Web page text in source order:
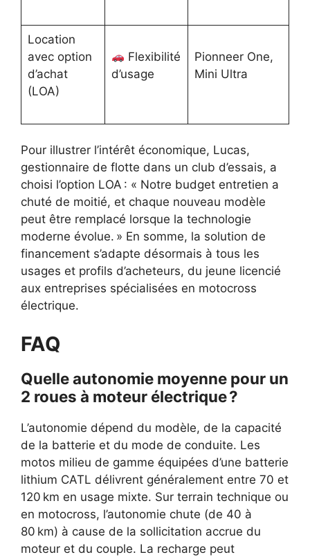
Location
avec option
d’achat
(LOA)
Flexibilité
d’usage
Pionneer One,
Mini Ultra
Pour illustrer l’intérêt économique, Lucas,
gestionnaire de flotte dans un club d’essais, a
choisi l’option LOA : « Notre budget entretien a
chuté de moitié, et chaque nouveau modèle
peut être remplacé lorsque la technologie
moderne évolue. » En somme, la solution de
financement s’adapte désormais à tous les
usages et profils d’acheteurs, du jeune licencié
aux entreprises spécialisées en motocross
électrique.
FAQ
Quelle autonomie moyenne pour un
2 roues à moteur électrique ?
L’autonomie dépend du modèle, de la capacité
de la batterie et du mode de conduite. Les
motos milieu de gamme équipées d’une batterie
lithium CATL délivrent généralement entre 70 et
120 km en usage mixte. Sur terrain technique ou
en motocross, l’autonomie chute (de 40 à
80 km) à cause de la sollicitation accrue du
moteur et du couple. La recharge peut